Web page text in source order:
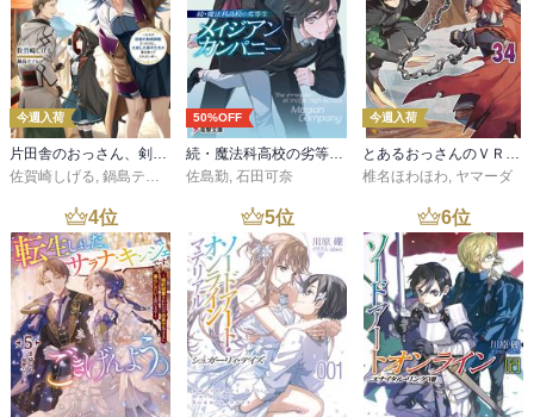
今週入荷
片田舎のおっさん、剣聖になる 11 ～ただの田舎の剣術師範だったのに、大成した弟子たちが俺を放ってくれない件～
佐賀崎しげる, 鍋島テツヒロ
50%OFF
続・魔法科高校の劣等生 メイジアン・カンパニー(11)
佐島勤, 石田可奈
今週入荷
とあるおっさんのＶＲＭＭＯ活動記34
椎名ほわほわ, ヤマーダ
4位 5位 6位